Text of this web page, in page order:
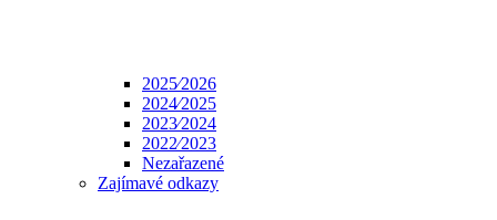
2025⁄2026
2024⁄2025
2023⁄2024
2022⁄2023
Nezařazené
Zajímavé odkazy